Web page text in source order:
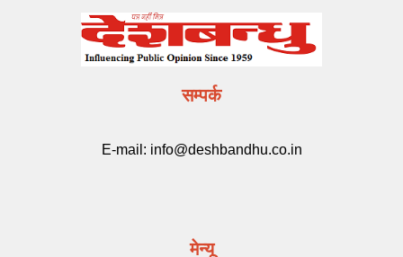
सम्पर्क
E-mail: info@deshbandhu.co.in
मेन्यू